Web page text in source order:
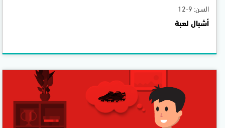
السن: 9-12
أشبال لعبة